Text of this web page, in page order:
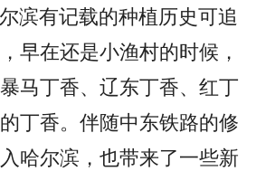
滨有记载的种植历史可追
早在还是小渔村的时候，
马丁香、辽东丁香、红丁
丁香。伴随中东铁路的修
哈尔滨，也带来了一些新